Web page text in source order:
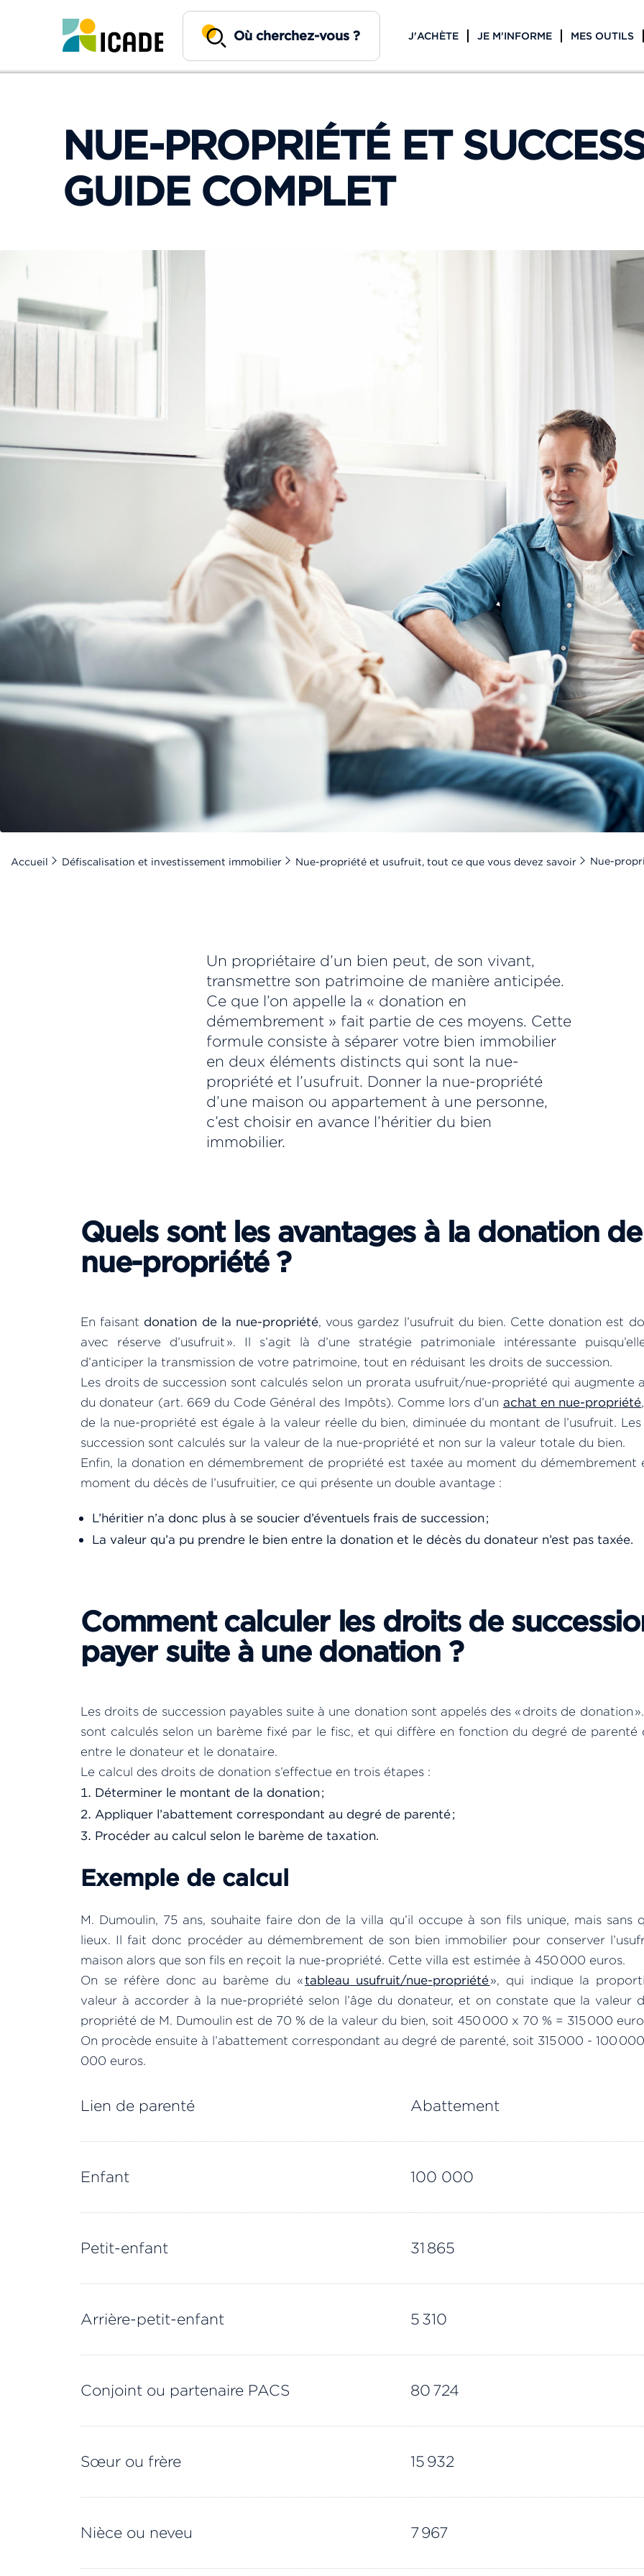
J'ACHÈTE JE M'INFORME MES OUTILS
NUE-PROPRIÉTÉ ET
GUIDE COMPLET
Accueil Défiscalisation et investissement immobilier Nue-propriété et usufruit, tout ce que vous devez savoir Nue-
Un propriétaire d’un bien peut, de son vivant,
transmettre son patrimoine de manière anticipée.
Ce que l’on appelle la « donation en
démembrement » fait partie de ces moyens. Cette
formule consiste à séparer votre bien immobilier
en deux éléments distincts qui sont la nue-
propriété et l’usufruit. Donner la nue-propriété
d’une maison ou appartement à une personne,
c’est choisir en avance l’héritier du bien
immobilier.
Quels sont les avantages à la donation
nue-propriété ?
En faisant donation de la nue-propriété, vous gardez l’usufruit du bien. Cette donation est
avec réserve d’usufruit ». Il s’agit là d’une stratégie patrimoniale intéressante
d’anticiper la transmission de votre patrimoine, tout en réduisant les droits de succession.
Les droits de succession sont calculés selon un prorata usufruit/nue-propriété qui augmente
du donateur (art. 669 du Code Général des Impôts). Comme lors d’un achat en nue-propriété
de la nue-propriété est égale à la valeur réelle du bien, diminuée du montant de l’usufruit.
succession sont calculés sur la valeur de la nue-propriété et non sur la valeur totale du bien.
Enfin, la donation en démembrement de propriété est taxée au moment du démembrement
moment du décès de l’usufruitier, ce qui présente un double avantage :
L’héritier n’a donc plus à se soucier d’éventuels frais de succession ;
La valeur qu’a pu prendre le bien entre la donation et le décès du donateur n’est pas taxée.
Comment calculer les droits de
payer suite à une donation ?
Les droits de succession payables suite à une donation sont appelés des « droits de donation
sont calculés selon un barème fixé par le fisc, et qui diffère en fonction du degré de parenté
entre le donateur et le donataire.
Le calcul des droits de donation s’effectue en trois étapes :
Déterminer le montant de la donation ;
Appliquer l’abattement correspondant au degré de parenté ;
Procéder au calcul selon le barème de taxation.
Exemple de calcul
M. Dumoulin, 75 ans, souhaite faire don de la villa qu’il occupe à son fils unique, mais sans
lieux. Il fait donc procéder au démembrement de son bien immobilier pour conserver
maison alors que son fils en reçoit la nue-propriété. Cette villa est estimée à 450 000 euros.
On se réfère donc au barème du «tableau usufruit/nue-propriété», qui indique la
valeur à accorder à la nue-propriété selon l’âge du donateur, et on constate que la valeur
propriété de M. Dumoulin est de 70 % de la valeur du bien, soit 450 000 x 70 % = 315 000
On procède ensuite à l’abattement correspondant au degré de parenté, soit 315 000 - 100
000 euros.
Lien de parenté Abattement
Enfant 100 000
Petit-enfant 31 865
Arrière-petit-enfant 5 310
Conjoint ou partenaire PACS 80 724
Sœur ou frère 15 932
Nièce ou neveu 7 967